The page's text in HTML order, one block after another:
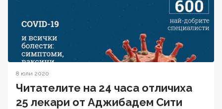
8 юли 2020
Читателите на 24 часа отличиха
25 лекари от Аджибадем Сити